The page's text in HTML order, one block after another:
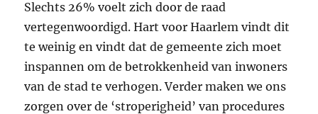
Slechts 26% voelt zich door de raad
vertegenwoordigd. Hart voor Haarlem vindt dit
te weinig en vindt dat de gemeente zich moet
inspannen om de betrokkenheid van inwoners
van de stad te verhogen. Verder maken we ons
zorgen over de ‘stroperigheid’ van procedures